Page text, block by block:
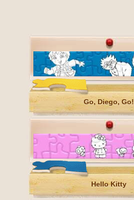
Go, Diego, Go!
Hello Kitty